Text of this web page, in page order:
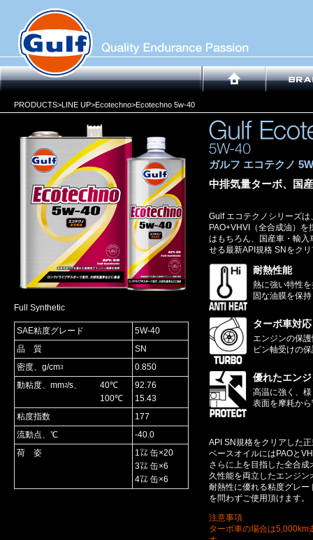
PRODUCTS>LINE UP>Ecotechno>Ecotechno 5w-40
Full Synthetic
SAE粘度グレード
5W-40
品 質
SN
密度、g/cm3
0.850
動粘度、mm2/s、
40℃
100℃
92.76
15.43
粘度指数
177
流動点、℃
-40.0
荷 姿
1㍑ 缶×20
3㍑ 缶×6
4㍑ 缶×6
ガルフ エコテクノ
中排気量ターボ、国
Gulf エコテクノシリーズ
PAO+VHVI（全合成油）
はもちろん、国産車・輸
せる最新API規格 SNをク
耐熱性能
熱に強い特性
固な油膜を保
ターボ車対応
エンジンの保
ビン軸受けの
優れたエン
高温に強く、
表面を摩耗か
API SN規格をクリアした
ベースオイルにはPAOと
さらに上を目指した全合
久性能を両立したエンジン
耐熱性に優れる粘度グレ
を問わずご使用頂けます。
注意事項
ターボ車の場合は5,000km